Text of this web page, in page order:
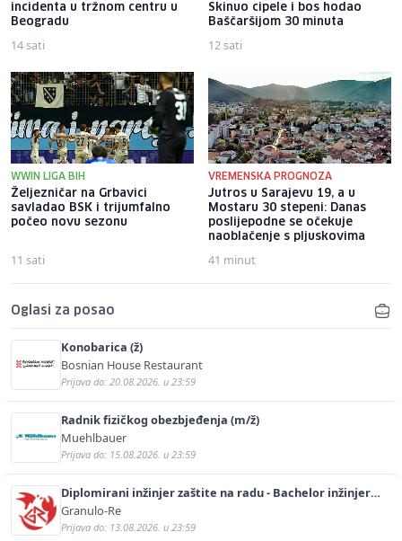
incidenta u tržnom centru u
Beogradu
14 sati
Skinuo cipele i bos hodao
Baščaršijom 30 minuta
12 sati
WWIN LIGA BIH
Željezničar na Grbavici
savladao BSK i trijumfalno
počeo novu sezonu
11 sati
VREMENSKA PROGNOZA
Jutros u Sarajevu 19, a u
Mostaru 30 stepeni: Danas
poslijepodne se očekuje
naoblačenje s pljuskovima
41 minut
Oglasi za posao
Konobarica (ž)
Bosnian House Restaurant
Prijava do: 20.08.2026. u 23:59
Radnik fizičkog obezbjeđenja (m/ž)
Muehlbauer
Prijava do: 15.08.2026. u 23:59
Diplomirani inžinjer zaštite na radu - Bachelor inžinjer
sigurnosti i pomoći (m/ž)
Granulo-Re
Prijava do: 13.08.2026. u 23:59